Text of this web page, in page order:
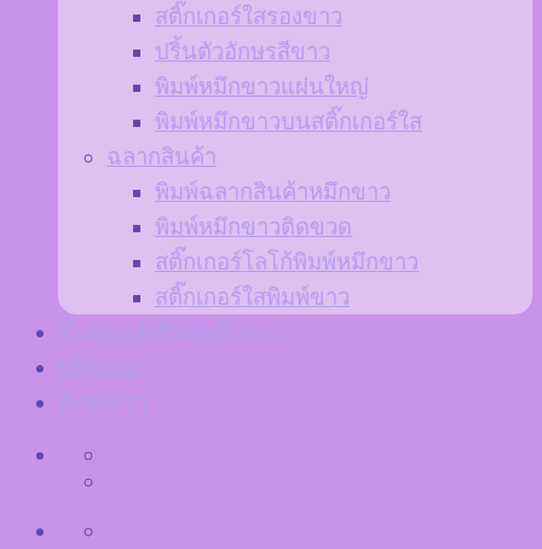
สติ๊กเกอร์ใสรองขาว
ปริ้นตัวอักษรสีขาว
พิมพ์หมึกขาวแผ่นใหญ่
พิมพ์หมึกขาวบนสติ๊กเกอร์ใส
ฉลากสินค้า
พิมพ์ฉลากสินค้าหมึกขาว
พิมพ์หมึกขาวติดขวด
สติ๊กเกอร์โลโก้พิมพ์หมึกขาว
สติ๊กเกอร์ใสพิมพ์ขาว